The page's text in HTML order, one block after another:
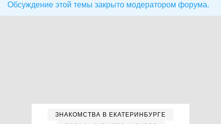
Обсуждение этой темы закрыто модератором форума.
ЗНАКОМСТВА В ЕКАТЕРИНБУРГЕ